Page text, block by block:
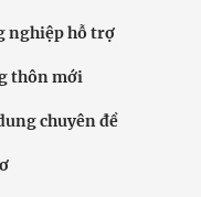
nghiệp hỗ trợ
thôn mới
chuyên đề